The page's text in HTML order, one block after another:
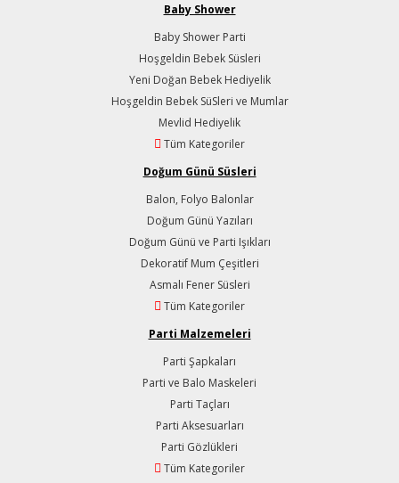
Baby Shower
Baby Shower Parti
Hoşgeldin Bebek Süsleri
Yeni Doğan Bebek Hediyelik
Hoşgeldin Bebek SüSleri ve Mumlar
Mevlid Hediyelik
Tüm Kategoriler
Doğum Günü Süsleri
Balon, Folyo Balonlar
Doğum Günü Yazıları
Doğum Günü ve Parti Işıkları
Dekoratif Mum Çeşitleri
Asmalı Fener Süsleri
Tüm Kategoriler
Parti Malzemeleri
Parti Şapkaları
Parti ve Balo Maskeleri
Parti Taçları
Parti Aksesuarları
Parti Gözlükleri
Tüm Kategoriler